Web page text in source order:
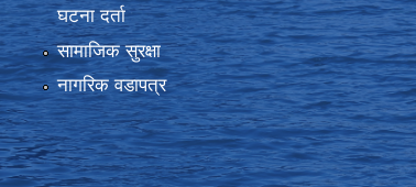
घटना दर्ता
सामाजिक सुरक्षा
नागरिक वडापत्र